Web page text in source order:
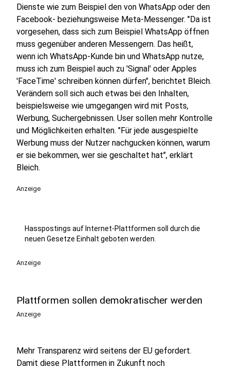
Dienste wie zum Beispiel den von WhatsApp oder den
Facebook- beziehungsweise Meta-Messenger. "Da ist
vorgesehen, dass sich zum Beispiel WhatsApp öffnen
muss gegenüber anderen Messengern. Das heißt,
wenn ich WhatsApp-Kunde bin und WhatsApp nutze,
muss ich zum Beispiel auch zu 'Signal' oder Apples
'FaceTime' schreiben können dürfen", berichtet Bleich.
Verändern soll sich auch etwas bei den Inhalten,
beispielsweise wie umgegangen wird mit Posts,
Werbung, Suchergebnissen. User sollen mehr Kontrolle
und Möglichkeiten erhalten. "Für jede ausgespielte
Werbung muss der Nutzer nachgucken können, warum
er sie bekommen, wer sie geschaltet hat", erklärt
Bleich.
Anzeige
Hasspostings auf Internet-Plattformen soll durch die
neuen Gesetze Einhalt geboten werden.
Anzeige
Plattformen sollen demokratischer werden
Anzeige
Mehr Transparenz wird seitens der EU gefordert.
Damit diese Plattformen in Zukunft noch